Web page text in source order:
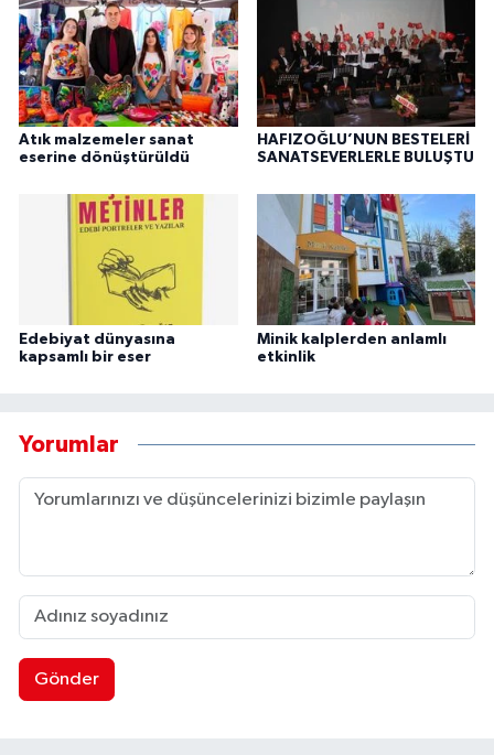
Atık malzemeler sanat
eserine dönüştürüldü
HAFIZOĞLU’NUN BESTELERİ
SANATSEVERLERLE BULUŞTU
Edebiyat dünyasına
kapsamlı bir eser
Minik kalplerden anlamlı
etkinlik
Yorumlar
Gönder